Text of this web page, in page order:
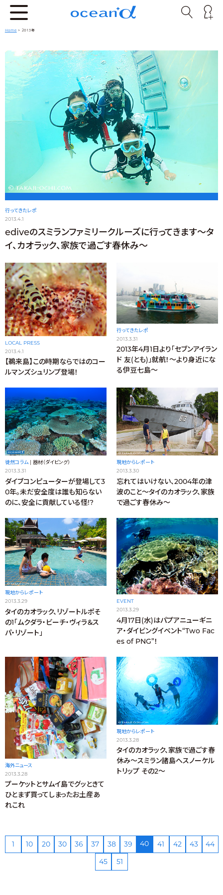
Home > 2013年
行ってきたレポ
2013.4.1
ediveのスミランファミリークルーズに行ってきます～タ
イ、カオラック、家族で過ごす春休み～
LOCAL PRESS
2013.4.1
【鵜来島】この時期ならではのコー
ルマンズシュリンプ登場！
行ってきたレポ
2013.3.31
2013年4月1日より「セブンアイラン
ド 友(とも)」就航！～より身近にな
る伊豆七島～
徒然コラム| 器材（ダイビング）
2013.3.31
ダイブコンピューターが登場して3
0年。未だ安全度は誰も知らない
のに、安全に貢献している怪!?
現地からレポート
2013.3.30
忘れてはいけない、2004年の津
波のこと～タイのカオラック、家族
で過ごす春休み～
現地からレポート
2013.3.29
タイのカオラック、リゾートルポそ
の1「ムクダラ・ビーチ・ヴィラ＆ス
パ・リゾート」
EVENT
2013.3.29
4月17日(水)はパプアニューギニ
ア・ダイビングイベント“Two Fac
es of PNG”！
海外ニュース
2013.3.28
プーケットとサムイ島でグッときて
ひとまず買ってしまったお土産あ
れこれ
現地からレポート
2013.3.28
タイのカオラック、家族で過ごす春
休み～スミラン諸島へスノーケル
トリップ その2～
1 10 20 30 36 37 38 39 40 41 42 43
44
45
51